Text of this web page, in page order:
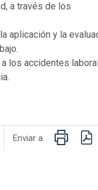
a través de los
aplicación y la
los accidentes
Enviar a ImprimirPDF